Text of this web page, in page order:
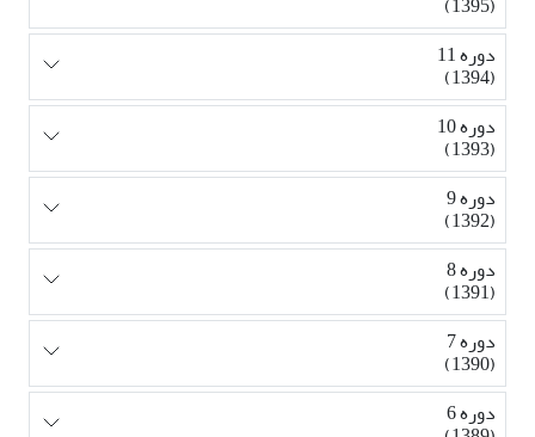
دوره 11
(1394)
دوره 10
(1393)
دوره 9
(1392)
دوره 8
(1391)
دوره 7
(1390)
دوره 6